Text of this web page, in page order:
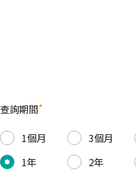
查詢期間*
1個月 3個月
1年
2年